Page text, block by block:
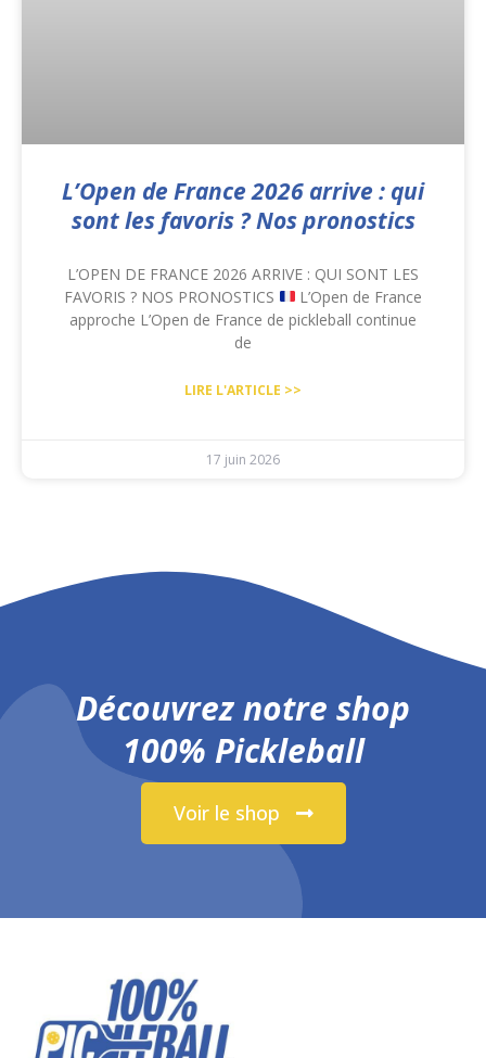
L’Open de France 2026 arrive : qui
sont les favoris ? Nos pronostics
L’OPEN DE FRANCE 2026 ARRIVE : QUI SONT LES
FAVORIS ? NOS PRONOSTICS
L’Open de France
approche L’Open de France de pickleball continue
de
LIRE L'ARTICLE >>
17 juin 2026
Découvrez notre shop
100% Pickleball
Voir le shop